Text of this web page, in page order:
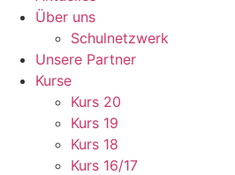
Über uns
Schulnetzwerk
Unsere Partner
Kurse
Kurs 20
Kurs 19
Kurs 18
Kurs 16/17